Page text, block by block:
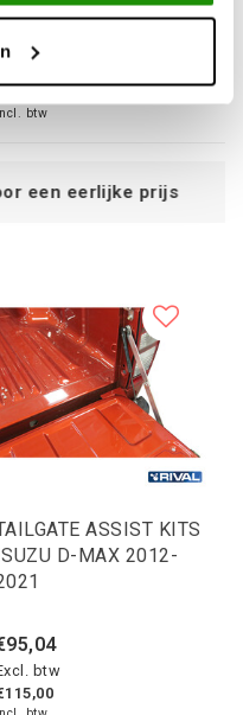
Incl. btw
ASSIST KITS
ISUZU D-MAX 2012-
btw